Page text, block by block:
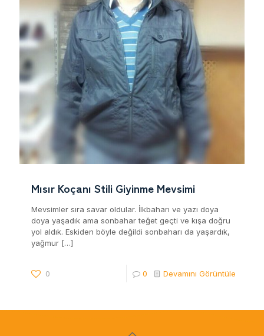
Mısır Koçanı Stili Giyinme Mevsimi
Mevsimler sıra savar oldular. İlkbaharı ve yazı doya
doya yaşadık ama sonbahar teğet geçti ve kışa doğru
yol aldık. Eskiden böyle değildi sonbaharı da yaşardık,
yağmur […]
0 0 Devamını Görüntüle